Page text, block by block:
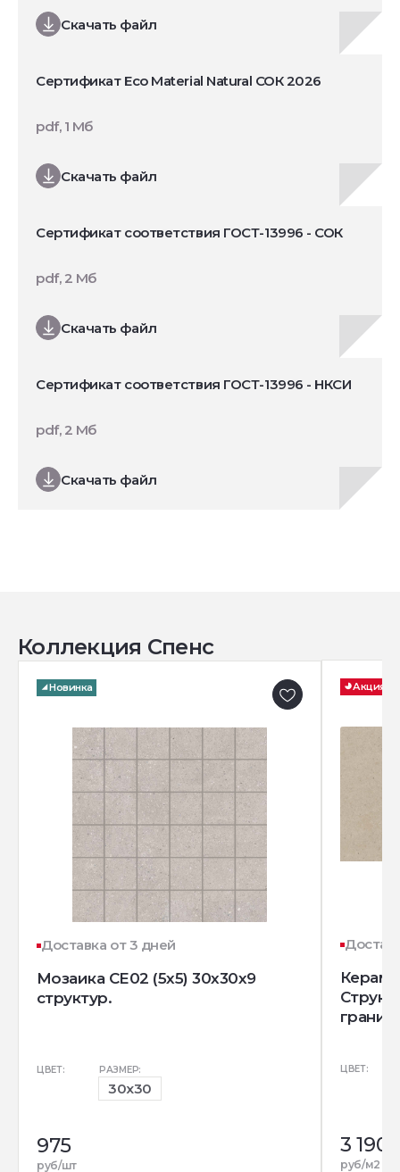
Скачать файл
Сертификат Eco Material Natural СОК 2026
Скачать файл
pdf, 1 Мб
Сертификат соответствия ГОСТ-13996 - СОК
Скачать файл
pdf, 2 Мб
Сертификат соответствия ГОСТ-13996 - НКСИ
Скачать файл
pdf, 2 Мб
Коллекция Спенс
Новинка
Доставка от 3 дней
Мозаика CE02 (5x5) 30x30x9
структур.
ЦВЕТ: РАЗМЕР:
30x30
975
руб/шт
Акция
гранит)
ЦВЕТ:
3 190
руб/м2